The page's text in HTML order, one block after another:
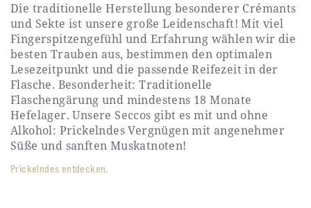
Die traditionelle Herstellung besonderer Crémants
und Sekte ist unsere große Leidenschaft! Mit viel
Fingerspitzengefühl und Erfahrung wählen wir die
besten Trauben aus, bestimmen den optimalen
Lesezeitpunkt und die passende Reifezeit in der
Flasche. Besonderheit: Traditionelle
Flaschengärung und mindestens 18 Monate
Hefelager. Unsere Seccos gibt es mit und ohne
Alkohol: Prickelndes Vergnügen mit angenehmer
Süße und sanften Muskatnoten!
Prickelndes entdecken.